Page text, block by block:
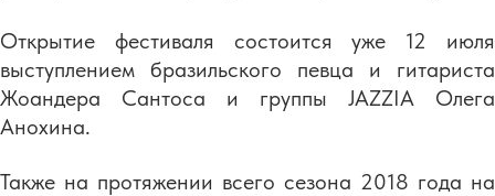
Открытие фестиваля состоится уже 12 июля
выступлением бразильского певца и гитариста
Жоандера Сантоса и группы JAZZIA Олега
Анохина.
Также на протяжении всего сезона 2018 года на